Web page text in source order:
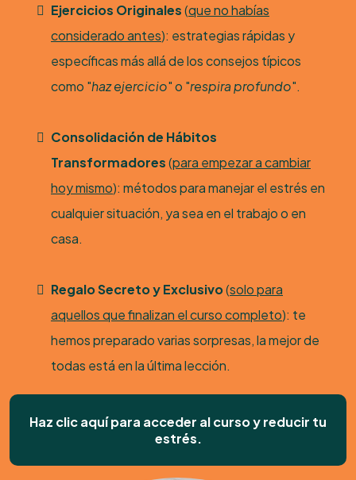
Ejercicios Originales(que no habías
considerado antes): estrategias rápidas y
específicas más allá de los consejos típicos
como "haz ejercicio" o "respira profundo".
Consolidación de Hábitos
Transformadores(para empezar a cambiar
hoy mismo): métodos para manejar el estrés en
cualquier situación, ya sea en el trabajo o en
casa.
Regalo Secreto y Exclusivo(solo para
aquellos que finalizan el curso completo): te
hemos preparado varias sorpresas, la mejor de
todas está en la última lección.
Haz clic aquí para acceder al curso y reducir tu
estrés.